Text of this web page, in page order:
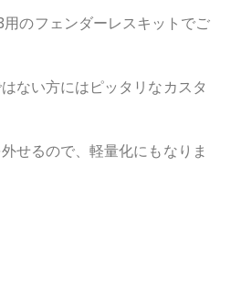
のフェンダーレスキットでご
ない方にはピッタリなカスタ
せるので、軽量化にもなりま